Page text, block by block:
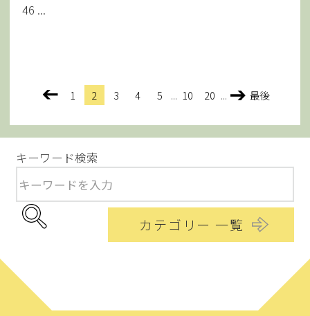
46 ...
1 2 3 4 5 ... 10 20 ... >
最後
キーワード検索
カテゴリー 一覧